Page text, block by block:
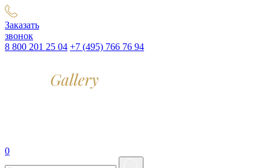
Заказать
звонок
8 800 201 25 04 +7 (495) 766 76 94
0